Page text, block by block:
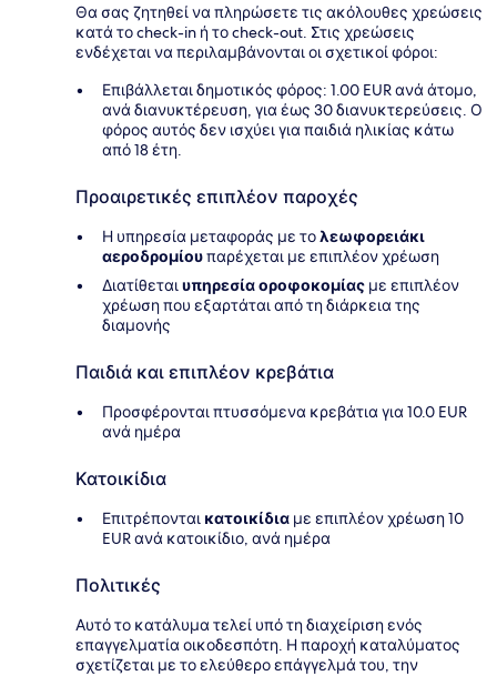
Θα σας ζητηθεί να πληρώσετε τις ακόλουθες χρεώσεις
κατά το check-in ή το check-out. Στις χρεώσεις
ενδέχεται να περιλαμβάνονται οι σχετικοί φόροι:
Επιβάλλεται δημοτικός φόρος: 1.00 EUR ανά άτομο,
ανά διανυκτέρευση, για έως 30 διανυκτερεύσεις. Ο
φόρος αυτός δεν ισχύει για παιδιά ηλικίας κάτω
από 18 έτη.
Προαιρετικές επιπλέον παροχές
Η υπηρεσία μεταφοράς με τολεωφορειάκι
αεροδρομίουπαρέχεται με επιπλέον χρέωση
Διατίθεταιυπηρεσία οροφοκομίας με επιπλέον
χρέωση που εξαρτάται από τη διάρκεια της
διαμονής
Παιδιά και επιπλέον κρεβάτια
Προσφέρονται πτυσσόμενα κρεβάτια για 10.0 EUR
ανά ημέρα
Κατοικίδια
Επιτρέπονται κατοικίδια με επιπλέον χρέωση 10
EUR ανά κατοικίδιο, ανά ημέρα
Πολιτικές
Αυτό το κατάλυμα τελεί υπό τη διαχείριση ενός
επαγγελματία οικοδεσπότη. Η παροχή καταλύματος
σχετίζεται με το ελεύθερο επάγγελμά του, την